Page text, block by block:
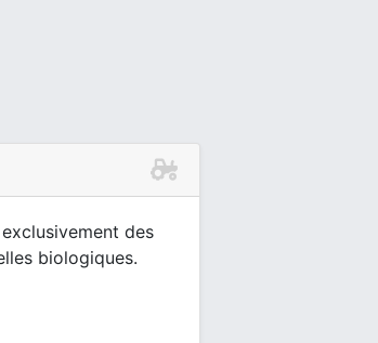
des
biologiques.